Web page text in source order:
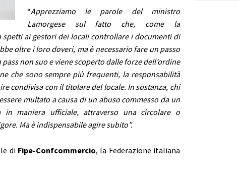
“Apprezziamo le parole del ministro
Lamorgese sul fatto che, come la
spetti ai gestori dei locali controllare i documenti di
oltre i loro doveri, ma è necessario fare un passo
non suo e viene scoperto dalle forze dell’ordine
che sono sempre più frequenti, la responsabilità
condivisa con il titolare del locale. In sostanza, chi
multato a causa di un abuso commesso da un
in maniera ufficiale, attraverso una circolare o
Ma è indispensabile agire subito”.
di Fipe-Confcommercio, la Federazione italiana